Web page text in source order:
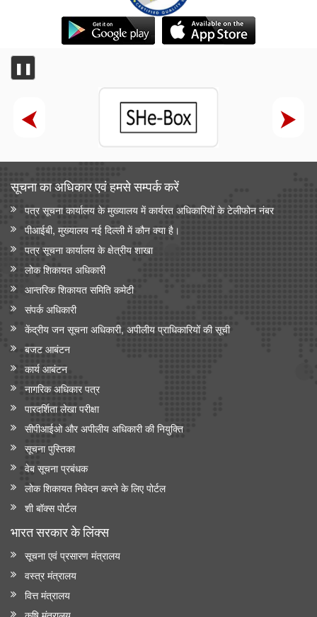
❚❚
सूचना का अधिकार एवं हमसे सम्‍पर्क करें
पत्र सूचना कार्यालय के मुख्यालय में कार्यरत अधिकारियों के टेलीफोन नंबर
पीआईबी, मुख्यालय नई दिल्ली में कौन क्या है।
पत्र सूचना कार्यालय के क्षेत्रीय शाखा
लोक शिकायत अधिकारी
आन्‍तरिक शिकायत समिति कमेटी
संपर्क अधिकारी
केंद्रीय जन सूचना अधिकारी, अपीलीय प्राधिकारियों की सूची
बजट आबंटन
कार्य आबंटन
नागरिक अधिकार पत्र
पारदर्शिता लेखा परीक्षा
सीपीआईओ और अपी‍लीय अधिकारी की नियुक्ति
सूचना पुस्तिका
वेब सूचना प्रबंधक
लोक शिकायत निवेदन करने के लिए पोर्टल
शी बॉक्स पोर्टल
भारत सरकार के लिंक्‍स
सूचना एवं प्रसारण मंत्रालय
वस्त्र मंत्रालय
वित्त मंत्रालय